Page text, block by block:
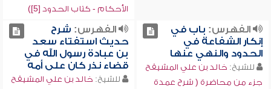
الأحكام - كتاب الحدود [5])
الفهرس: باب في
إنكار الشفاعة في
الحدود والنهي عنها
للشيخ: خالد بن علي المشيقح
جزء من محاضرة ( شرح عمدة
الفهرس: شرح
حديث استفتاء سعد
بن عبادة رسول الله في
قضاء نذر كان على أمه
للشيخ: خالد بن علي المشيقح